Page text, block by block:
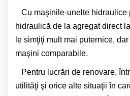
Cu maşinile-unelte hidraulice
hidraulică de la agregat direct
le simţiţi mult mai puternice,
maşini comparabile.
Pentru lucrări de renovare,
utilităţi şi orice alte situaţii în